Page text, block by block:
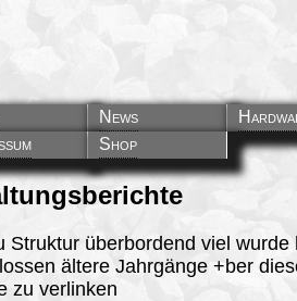
News
Shop
Struktur überbordend viel wurde
ältere Jahrgänge +ber
zu verlinken